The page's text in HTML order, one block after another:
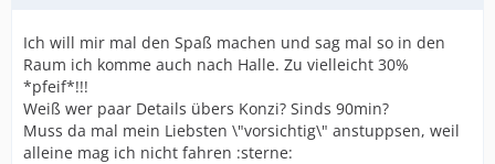
Ich will mir mal den Spaß machen und sag mal so in den
Raum ich komme auch nach Halle. Zu vielleicht 30%
*pfeif*!!!
Weiß wer paar Details übers Konzi? Sinds 90min?
Muss da mal mein Liebsten \"vorsichtig\" anstuppsen, weil
alleine mag ich nicht fahren :sterne: